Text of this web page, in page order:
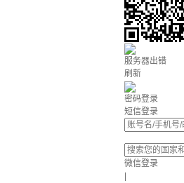
服务器出错
刷新
密码登录
短信登录
微信登录